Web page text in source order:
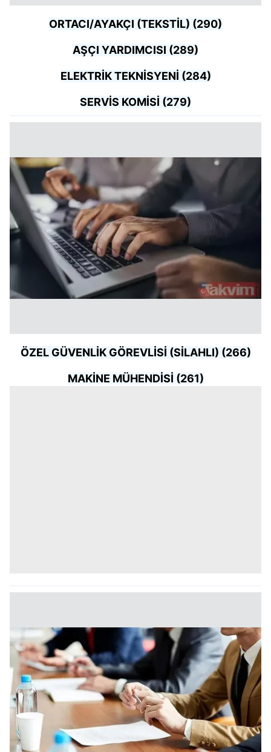
ORTACI/AYAKÇI (TEKSTİL) (290)
AŞÇI YARDIMCISI (289)
ELEKTRİK TEKNİSYENİ (284)
SERVİS KOMİSİ (279)
ÖZEL GÜVENLİK GÖREVLİSİ (SİLAHLI) (266)
MAKİNE MÜHENDİSİ (261)